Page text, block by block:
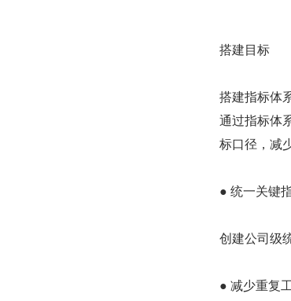
搭建目标
搭建指标体
通过指标体
标口径，减
● 统一关键
创建公司级
● 减少重复